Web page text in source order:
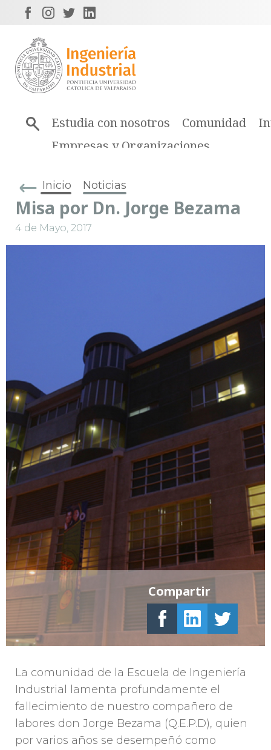
Estudia con nosotros Comunidad
Empresas y Organizaciones
Inicio Noticias
Misa por Dn. Jorge Bezama
4 de Mayo, 2017
La comunidad de la Escuela de Ingeniería
Industrial lamenta profundamente el
fallecimiento de nuestro compañero de
labores don Jorge Bezama (Q.E.P.D), quien
por varios años se desempeñó como
Compartir